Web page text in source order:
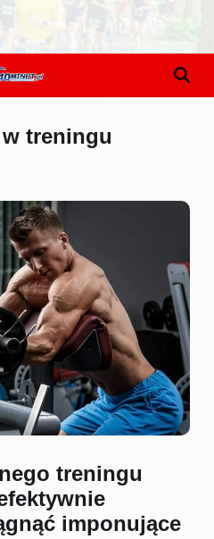
treningu
treningu
imponujące